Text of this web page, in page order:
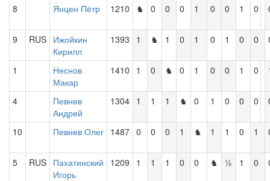
8
Янцен Пётр 1210 ♞ 0 0 0 1 0 0 1 0
9 RUS Ижойкин
Кирилл
1393 1 ♞ 1 0 1 0 1 0 0
1
Неснов
Макар
1410 1 0 ♞ 0 1 0 0 1 0
4
Певнев
Андрей
1304 1 1 1 ♞ 0 1 0 0 0
10 Певнев Олег 1487 0 0 0 1 ♞ 1 1 0 1
5 RUS Пахатинский
Игорь
1209 1 1 1 0 0 ♞ ½ 1 0